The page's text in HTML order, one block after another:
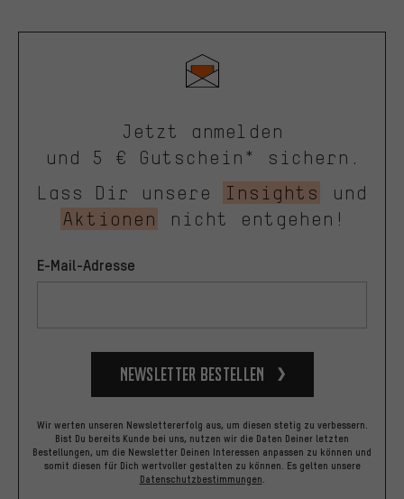
Jetzt anmelden
und 5 € Gutschein* sichern.
Lass Dir unsere
Insights
und
Aktionen
nicht entgehen!
E-Mail-Adresse
Newsletter bestellen
Wir werten unseren Newslettererfolg aus, um diesen stetig zu verbessern.
Bist Du bereits Kunde bei uns, nutzen wir die Daten Deiner letzten
Bestellungen, um die Newsletter Deinen Interessen anpassen zu können und
somit diesen für Dich wertvoller gestalten zu können. Es gelten unsere
Datenschutzbestimmungen.